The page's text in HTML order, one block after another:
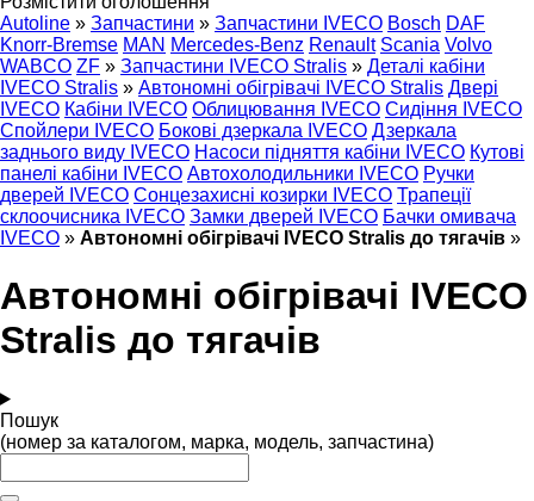
Autoline » Запчастини » Запчастини IVECO Bosch DAF
Knorr-Bremse MAN Mercedes-Benz Renault Scania Volvo
WABCO ZF » Запчастини IVECO Stralis » Деталі кабіни
IVECO Stralis » Автономні обігрівачі IVECO Stralis Двері
IVECO Кабіни IVECO Облицювання IVECO Сидіння IVECO
Спойлери IVECO Бокові дзеркала IVECO Дзеркала
заднього виду IVECO Насоси підняття кабіни IVECO Кутові
панелі кабіни IVECO Автохолодильники IVECO Ручки
дверей IVECO Сонцезахисні козирки IVECO Трапеції
склоочисника IVECO Замки дверей IVECO Бачки омивача
IVECO » Автономні обігрівачі IVECO Stralis до тягачів »
Автономні обігрівачі IVECO
Stralis до тягачів
Пошук
(номер за каталогом, марка, модель, запчастина)